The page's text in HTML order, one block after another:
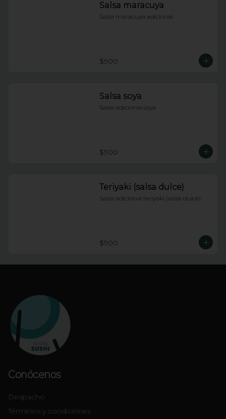
Salsa maracuya
Salsa maracuya adicional
$900
Salsa soya
Salsa adicional soya
$900
Teriyaki (salsa dulce)
Salsa adicional teriyaki (salsa dulce)
$900
Conócenos
Despacho
Términos y condiciones